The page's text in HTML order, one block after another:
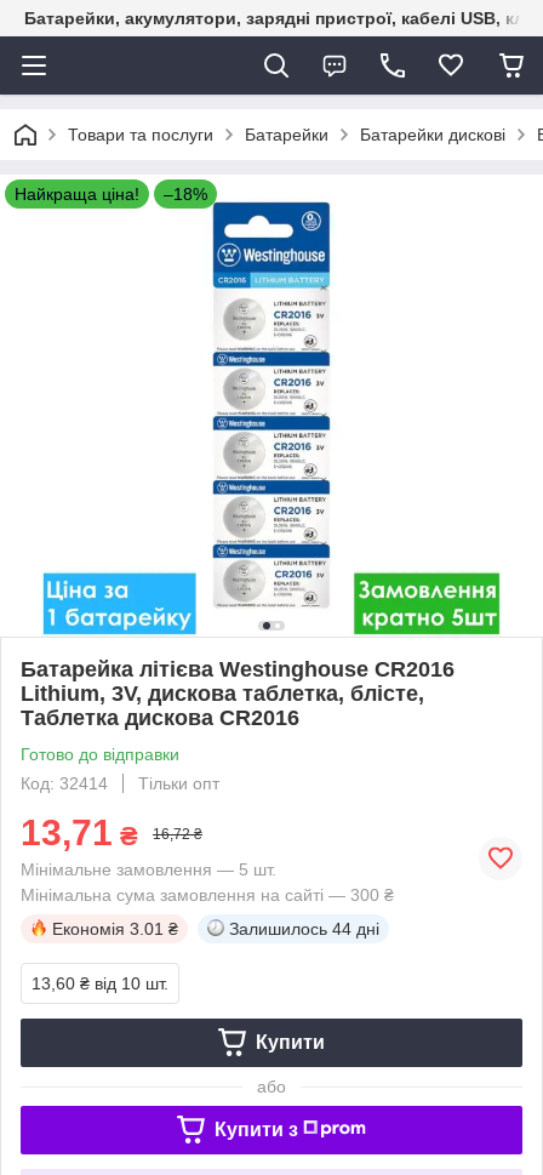
Батарейки, акумулятори, зарядні пристрої, кабелі USB,
Товари та послуги Батарейки Батарейки дискові
Найкраща ціна! –18%
Батарейка літієва Westinghouse CR2016
Lithium, 3V, дискова таблетка, блісте,
Таблетка дискова CR2016
Готово до відправки
Код: 32414
Тільки опт
13,71 ₴ 16,72 ₴
Мінімальне замовлення — 5 шт.
Мінімальна сума замовлення на сайті — 300 ₴
Економія 3.01 ₴ Залишилось 44 дні
13,60 ₴ від 10 шт.
Купити
або
Купити з